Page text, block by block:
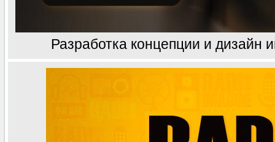
Разработка концепции и дизайн